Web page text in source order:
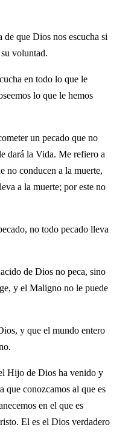
de que Dios nos escucha si
voluntad.
en todo lo que le
lo que le hemos
un pecado que no
dará la Vida. Me refiero a
no conducen a la muerte,
a la muerte; por este no
no todo pecado lleva
de Dios no peca, sino
y el Maligno no le puede
y que el mundo entero
Hijo de Dios ha venido y
que conozcamos al que es
en el que es
El es el Dios verdadero